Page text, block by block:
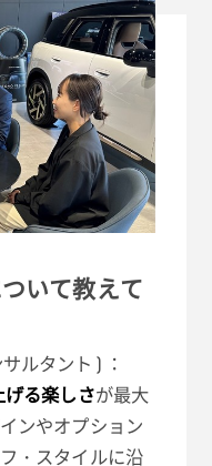
いて教えて
ルタント ) ：
げる楽しさが最大
ンやオプション
・スタイルに沿